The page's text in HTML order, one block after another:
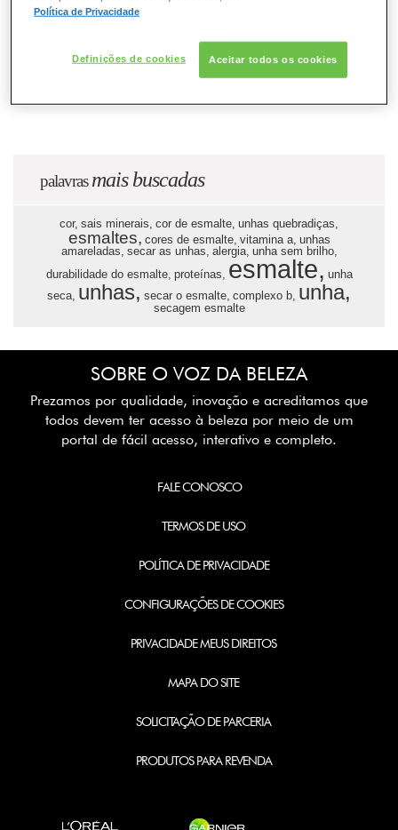
ESMALTE
FRAGRÂNCIA
PELE
palavrasmais buscadas
cor, sais minerais, cor de esmalte, unhas quebradiças,
esmaltes, cores de esmalte, vitamina a, unhas
amareladas, secar as unhas, alergia, unha sem brilho,
durabilidade do esmalte, proteínas, esmalte, unha
seca, unhas, secar o esmalte, complexo b, unha,
secagem esmalte
SOBRE O VOZ DA BELEZA
Prezamos por qualidade, inovação e acreditamos que
todos devem ter acesso à beleza por meio de um
portal de fácil acesso, interativo e completo.
FALE CONOSCO
TERMOS DE USO
POLÍTICA DE PRIVACIDADE
CONFIGURAÇÕES DE COOKIES
PRIVACIDADE MEUS DIREITOS
MAPA DO SITE
SOLICITAÇÃO DE PARCERIA
PRODUTOS PARA REVENDA
Política de Privacidade
Definições de cookies Aceitar todos os cookies